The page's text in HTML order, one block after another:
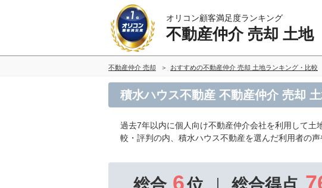
オリコン顧客満足度ランキング
不動産仲介 売却 土地
不動産仲介 売却 おすすめの不動産仲介 売却 土地ランキング・比較
積水ハウス不動産 不動産仲介 売却
過去7年以内に個人向け不動産仲介会社を利用して土
較・評判の内、積水ハウス不動産を選んだ利用者の声
6